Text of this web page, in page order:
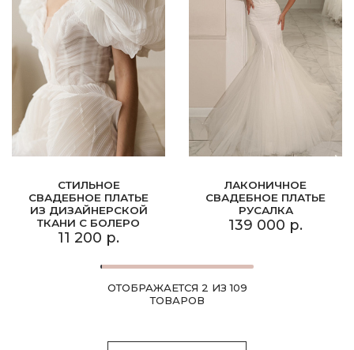
СТИЛЬНОЕ
СВАДЕБНОЕ ПЛАТЬЕ
ИЗ ДИЗАЙНЕРСКОЙ
ТКАНИ С БОЛЕРО
11 200 р.
ЛАКОНИЧНОЕ
СВАДЕБНОЕ ПЛАТЬЕ
РУСАЛКА
139 000 р.
ОТОБРАЖАЕТСЯ 2 ИЗ 109
ТОВАРОВ